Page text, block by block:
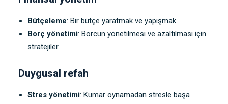
Bütçeleme: Bir bütçe yaratmak ve yapışmak.
Borç yönetimi: Borcun yönetilmesi ve azaltılması için
stratejiler.
Duygusal refah
Stres yönetimi: Kumar oynamadan stresle başa